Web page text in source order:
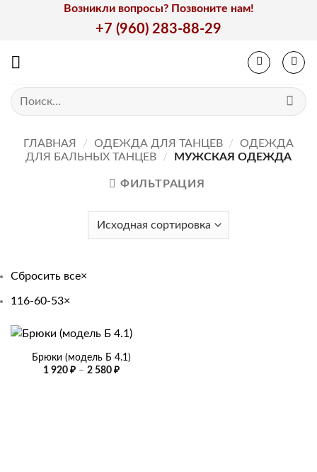
Возникли вопросы? Позвоните нам!
+7 (960) 283-88-29
Искать:
ГЛАВНАЯ / ОДЕЖДА ДЛЯ ТАНЦЕВ /
ОДЕЖДА
ДЛЯ БАЛЬНЫХ ТАНЦЕВ
/ МУЖСКАЯ ОДЕЖДА
ФИЛЬТРАЦИЯ
Сбросить все×
116-60-53×
Брюки (модель Б 4.1)
1 920 ₽ – 2 580 ₽Диапазон